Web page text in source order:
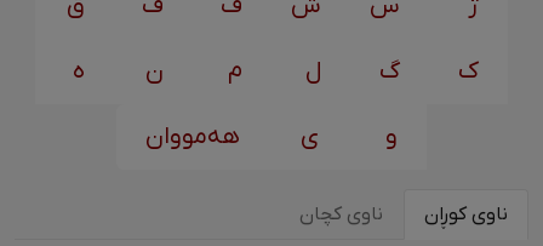
ژ س ش ف ڤ ق
ک گ ل م ن ه
و ی هەمووان
ناوی کوڕان ناوی کچان